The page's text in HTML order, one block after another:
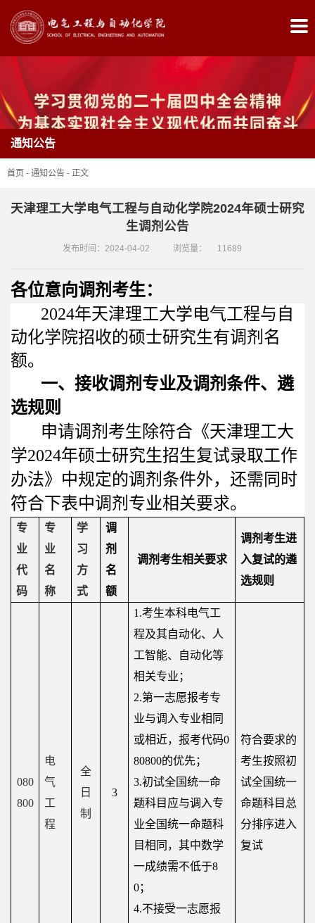
首
页
院
概
况
党
作
伍
育
教
学
科
学
研
生
通知公告
首页 - 通知公告 - 正文
天津理工大学电气工程与自动化学院2024年硕士研究
生调剂公告
发布时间：2024-04-02 浏览量： 11689
各位意向调剂考生：
2024年天津理工大学电气工程与自
动化学院招收的硕士研究生有调剂名
额。
一、接收调剂专业及调剂条件、遴
选规则
申请调剂考生除符合《天津理工大
学2024年硕士研究生招生复试录取工作
办法》中规定的调剂条件外，还需同时
符合下表中调剂专业相关要求。
专
业
代
码
专
业
名
称
学
习
方
式
调
剂
名
额
调剂考生相关要求
调剂考生进
入复试的遴
选规则
080
800
电
气
工
程
全
日
制
3
1.考生本科电气工
程及其自动化、人
工智能、自动化等
相关专业；
2.第一志愿报考专
业与调入专业相同
或相近，报考代码0
80800的优先；
3.初试全国统一命
题科目应与调入专
业全国统一命题科
目相同，其中数学
一成绩需不低于8
0；
4.不接受一志愿报
符合要求的
考生按照初
试全国统一
命题科目总
分排序进入
复试